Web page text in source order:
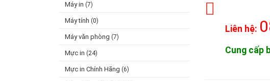
Máy in (7)
Máy tính (0)
Máy văn phòng (7)
Mực in (24)
Mực in Chính Hãng (6)
Liên hệ:
Cung cấp